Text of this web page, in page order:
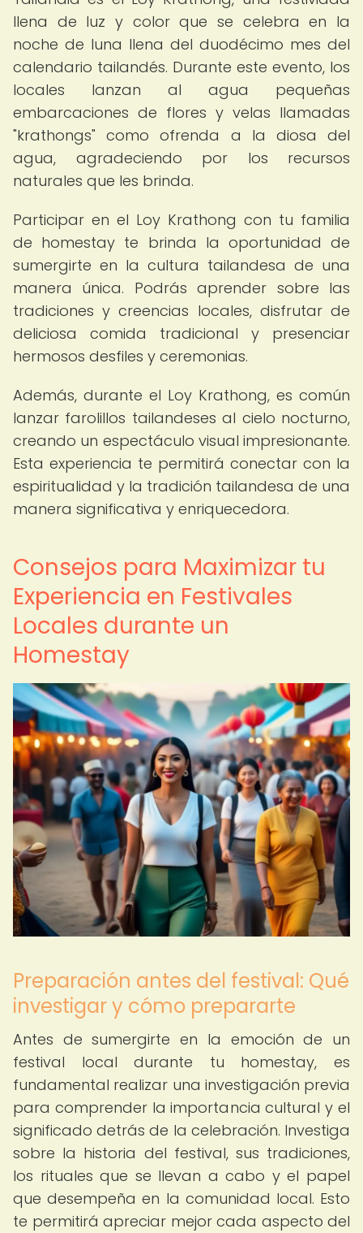
llena de luz y color que se celebra en la
noche de luna llena del duodécimo mes del
calendario tailandés. Durante este evento, los
locales lanzan al agua pequeñas
embarcaciones de flores y velas llamadas
"krathongs" como ofrenda a la diosa del
agua, agradeciendo por los recursos
naturales que les brinda.
Participar en el Loy Krathong con tu familia
de homestay te brinda la oportunidad de
sumergirte en la cultura tailandesa de una
manera única. Podrás aprender sobre las
tradiciones y creencias locales, disfrutar de
deliciosa comida tradicional y presenciar
hermosos desfiles y ceremonias.
Además, durante el Loy Krathong, es común
lanzar farolillos tailandeses al cielo nocturno,
creando un espectáculo visual impresionante.
Esta experiencia te permitirá conectar con la
espiritualidad y la tradición tailandesa de una
manera significativa y enriquecedora.
Consejos para Maximizar tu
Experiencia en Festivales
Locales durante un
Homestay
Preparación antes del festival: Qué
investigar y cómo prepararte
Antes de sumergirte en la emoción de un
festival local durante tu homestay, es
fundamental realizar una investigación previa
para comprender la importancia cultural y el
significado detrás de la celebración. Investiga
sobre la historia del festival, sus tradiciones,
los rituales que se llevan a cabo y el papel
que desempeña en la comunidad local. Esto
te permitirá apreciar mejor cada aspecto del